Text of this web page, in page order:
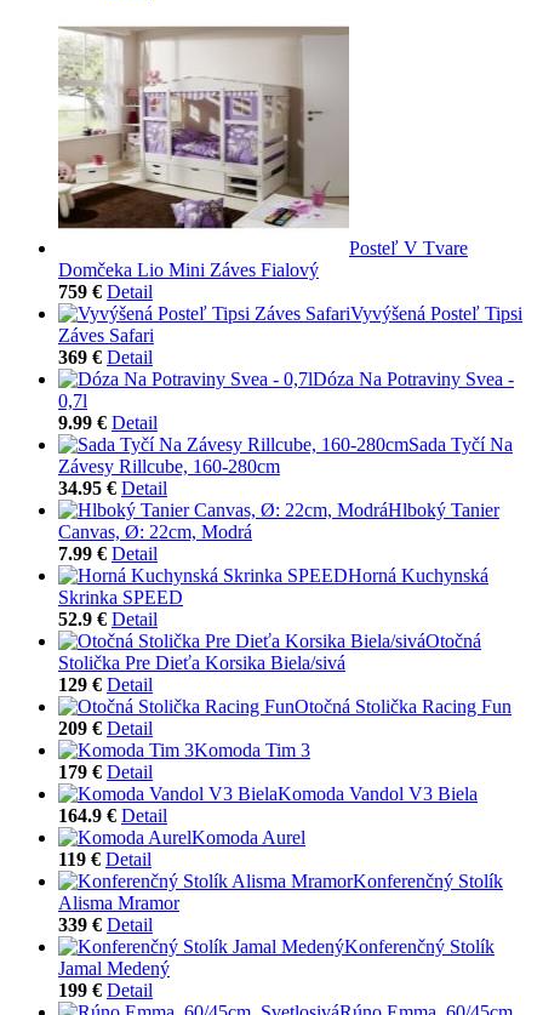
Posteľ V Tvare
Domčeka Lio Mini Záves Fialový
759 € Detail
Vyvýšená Posteľ Tipsi
Záves Safari
369 € Detail
Dóza Na Potraviny Svea -
0,7l
9.99 € Detail
Sada Tyčí Na
Závesy Rillcube, 160-280cm
34.95 € Detail
Hlboký Tanier
Canvas, Ø: 22cm, Modrá
7.99 € Detail
Horná Kuchynská
Skrinka SPEED
52.9 € Detail
Otočná
Stolička Pre Dieťa Korsika Biela/sivá
129 € Detail
Otočná Stolička Racing Fun
209 € Detail
Komoda Tim 3
179 € Detail
Komoda Vandol V3 Biela
164.9 € Detail
Komoda Aurel
119 € Detail
Konferenčný Stolík
Alisma Mramor
339 € Detail
Konferenčný Stolík
Jamal Medený
199 € Detail